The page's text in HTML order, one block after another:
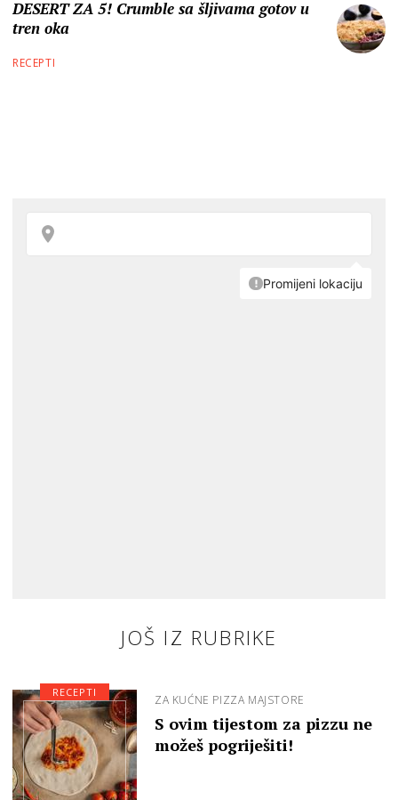
DESERT ZA 5! Crumble sa šljivama gotov u
tren oka
RECEPTI
JOŠ IZ RUBRIKE
ZA KUĆNE PIZZA MAJSTORE
S ovim tijestom za pizzu ne
možeš pogriješiti!
RECEPTI